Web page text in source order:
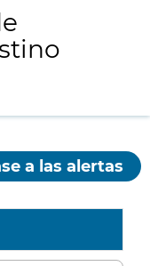
a las alertas